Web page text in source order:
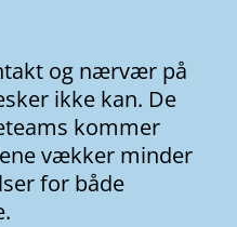
og nærvær på
ikke kan. De
kommer
vækker minder
for både